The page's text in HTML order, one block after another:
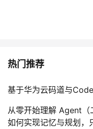
热门推荐
基于华为云码道与
从零开始理解 Agent
如何实现记忆与规划，